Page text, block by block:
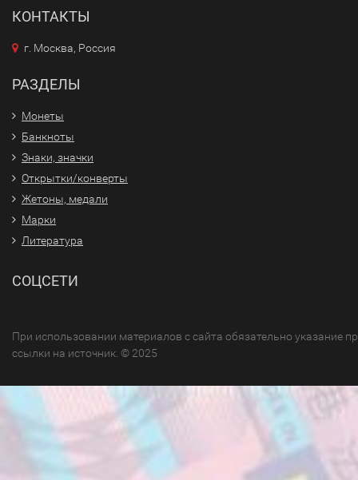
КОНТАКТЫ
г. Москва, Россия
РАЗДЕЛЫ
Монеты
Банкноты
Знаки, значки
Открытки/конверты
Жетоны, медали
Марки
Литература
СОЦСЕТИ
При использовании материалов с сайта обязательно указание
ссылки на источник. © 2025